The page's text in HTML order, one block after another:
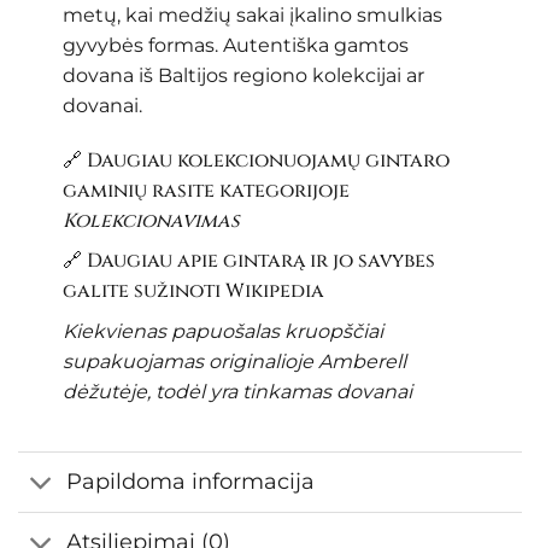
metų, kai medžių sakai įkalino smulkias
gyvybės formas. Autentiška gamtos
dovana iš Baltijos regiono kolekcijai ar
dovanai.
🔗 Daugiau kolekcionuojamų gintaro
gaminių rasite kategorijoje
Kolekcionavimas
🔗 Daugiau apie gintarą ir jo savybes
galite sužinotiWikipedia
Kiekvienas papuošalas kruopščiai
supakuojamas originalioje Amberell
dėžutėje, todėl yra tinkamas dovanai
Papildoma informacija
Atsiliepimai (0)